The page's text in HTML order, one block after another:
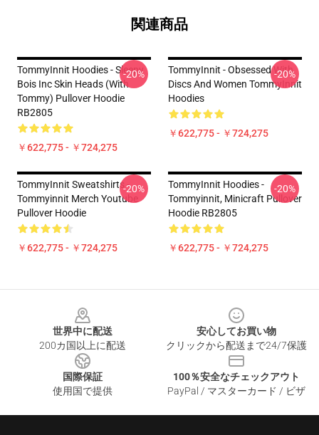
関連商品
TommyInnit Hoodies - Sleepy
Bois Inc Skin Heads (with
Tommy) Pullover Hoodie
RB2805
￥622,775 - ￥724,275
-20%
TommyInnit - Obsessed With
Discs And Women TommyInnit
Hoodies
￥622,775 - ￥724,275
-20%
TommyInnit Sweatshirts -
Tommyinnit Merch Youtube
Pullover Hoodie
￥622,775 - ￥724,275
-20%
TommyInnit Hoodies -
Tommyinnit, Minicraft Pullover
Hoodie RB2805
￥622,775 - ￥724,275
-20%
世界中に配送
200カ国以上に配送
安心してお買い物
クリックから配送まで24/7保護
国際保証
使用国で提供
100％安全なチェックアウト
PayPal / マスターカード / ビザ